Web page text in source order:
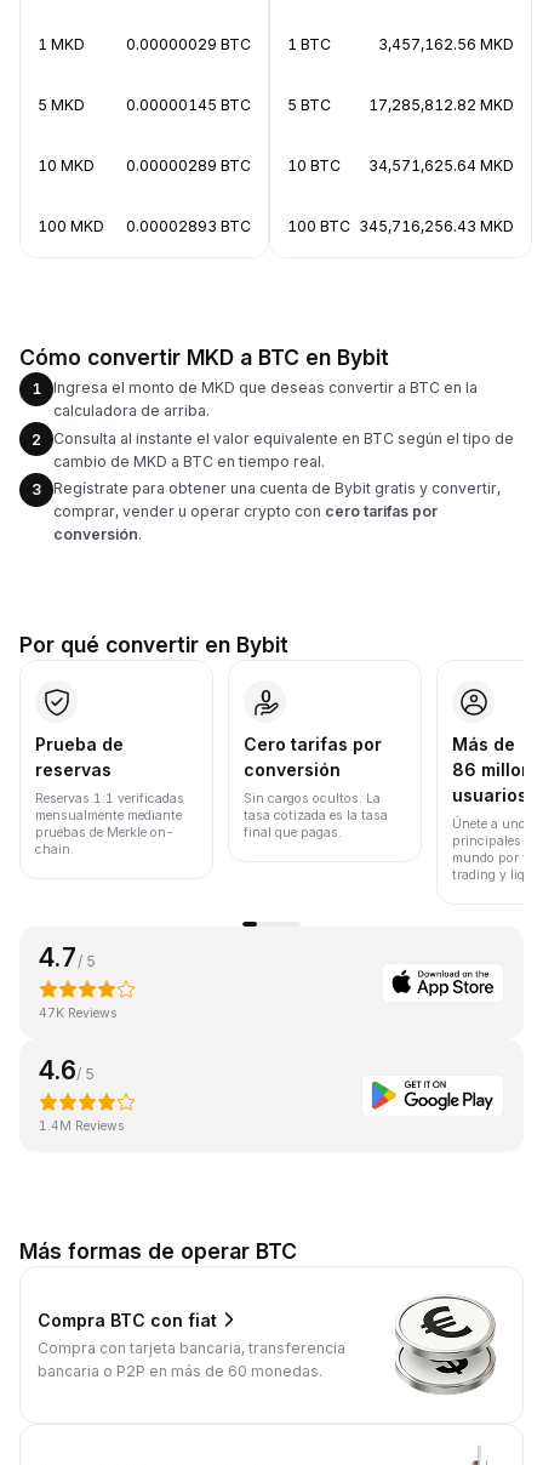
1 MKD 0.00000029 BTC
5 MKD 0.00000145 BTC
10 MKD 0.00000289 BTC
100 MKD 0.00002893 BTC
1 BTC 3,457,162.56 MKD
5 BTC 17,285,812.82 MKD
10 BTC 34,571,625.64 MKD
100 BTC 345,716,256.43 MKD
Cómo convertir MKD a BTC en Bybit
1
Ingresa el monto de MKD que deseas convertir a BTC en la
calculadora de arriba.
2
Consulta al instante el valor equivalente en BTC según el tipo de
cambio de MKD a BTC en tiempo real.
3
Regístrate para obtener una cuenta de Bybit gratis y convertir,
comprar, vender u operar crypto con cero tarifas por
conversión.
Por qué convertir en Bybit
Prueba de
reservas
Reservas 1:1 verificadas
mensualmente mediante
pruebas de Merkle on-
chain.
Cero tarifas por
conversión
Sin cargos ocultos. La
tasa cotizada es la tasa
final que pagas.
Más de
86
usuarios
Únete a uno
principales
mundo por
trading y
4.7/ 5
47K Reviews
4.6/ 5
1.4M Reviews
Más formas de operar BTC
Compra BTC con fiat
Compra con tarjeta bancaria, transferencia
bancaria o P2P en más de 60 monedas.